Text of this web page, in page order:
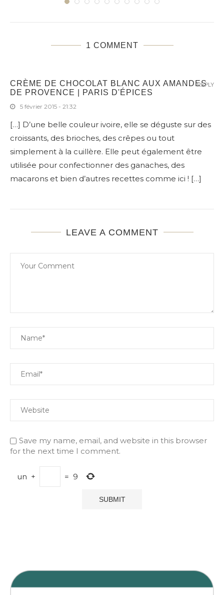
1 COMMENT
CRÈME DE CHOCOLAT BLANC AUX AMANDES
DE PROVENCE | PARIS D'ÉPICES
5 février 2015 - 21:32
[…] D’une belle couleur ivoire, elle se déguste sur des
croissants, des brioches, des crêpes ou tout
simplement à la cuillère. Elle peut également être
utilisée pour confectionner des ganaches, des
macarons et bien d’autres recettes comme ici ! […]
REPLY
LEAVE A COMMENT
Save my name, email, and website in this browser
for the next time I comment.
un + = 9